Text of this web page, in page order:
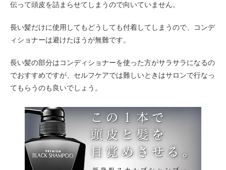
伝って頭皮を詰まらせてしまうので向いていません。
長い髪だけに使用してもどうしても付着してしまうので、コンデ
ィショナーは避けたほうが無難です。
長い髪の部分はコンディショナーを使った方がサラサラになるの
でおすすめですが、セルフケアでは難しいときはサロンで行なっ
てもらうのも良いでしょう。